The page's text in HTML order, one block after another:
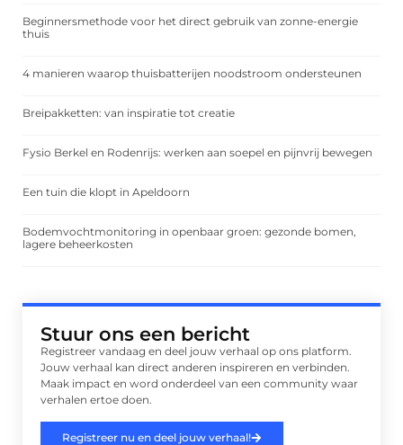
Beginnersmethode voor het direct gebruik van zonne-energie
thuis
4 manieren waarop thuisbatterijen noodstroom ondersteunen
Breipakketten: van inspiratie tot creatie
Fysio Berkel en Rodenrijs: werken aan soepel en pijnvrij bewegen
Een tuin die klopt in Apeldoorn
Bodemvochtmonitoring in openbaar groen: gezonde bomen,
lagere beheerkosten
Stuur ons een bericht
Registreer vandaag en deel jouw verhaal op ons platform.
Jouw verhaal kan direct anderen inspireren en verbinden.
Maak impact en word onderdeel van een community waar
verhalen ertoe doen.
Registreer nu en deel jouw verhaal!